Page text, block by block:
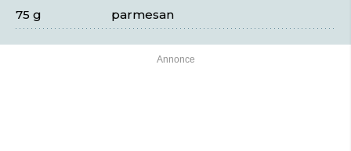
parmesan
75 g